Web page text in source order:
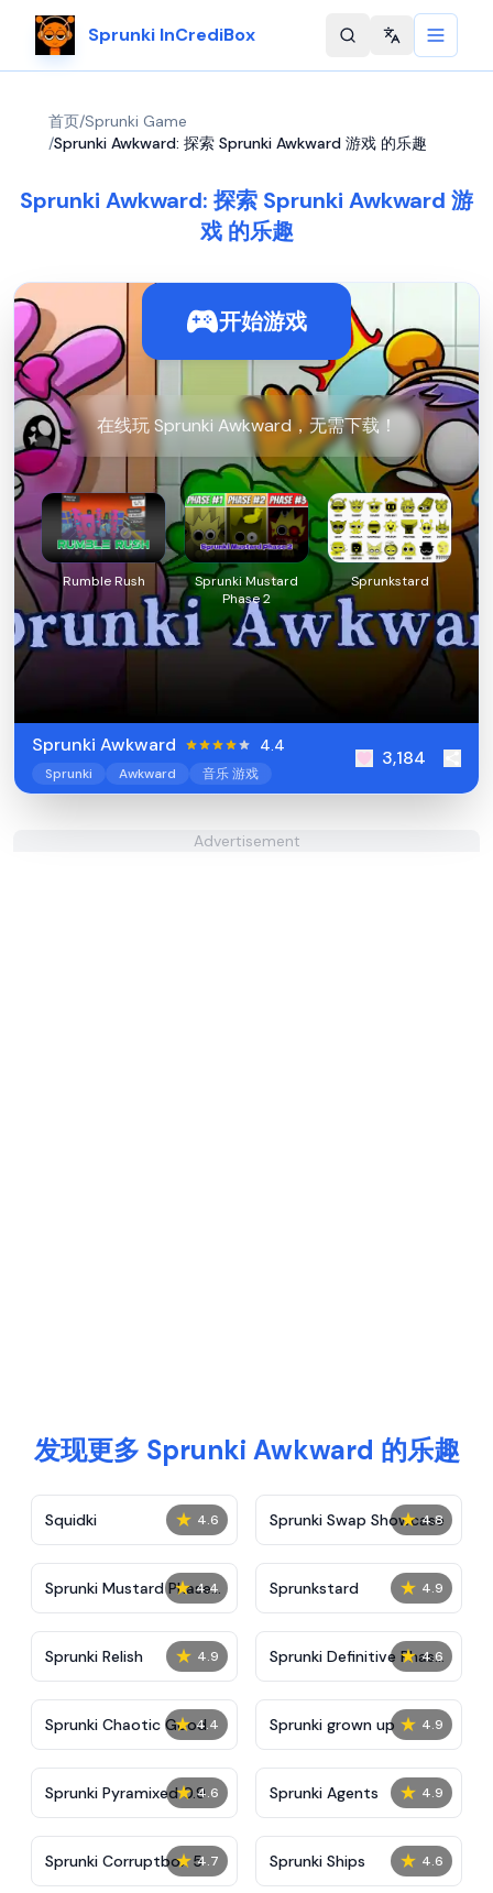
Sprunki InCrediBox Change
首页/Sprunki Game
/Sprunki Awkward: 探索 Sprunki Awkward 游戏 的乐趣
Sprunki Awkward: 探索 Sprunki Awkward 游
戏 的乐趣
开始游戏
在线玩 Sprunki Awkward，无需下载！
Rumble Rush
Sprunki Mustard
Phase 2
Sprunkstard
Sprunki Awkward 4.4
Sprunki Awkward 音乐 游戏
3,184
Advertisement
发现更多 Sprunki Awkward 的乐趣
★ 4.6
Squidki ★ 4.8
Sprunki Swap Showcase
★ 4.4
Sprunki Mustard Phase
2
★ 4.9
Sprunkstard
★ 4.9
Sprunki Relish ★ 4.6
Sprunki Definitive Phase
7
★ 4.4
Sprunki Chaotic Good ★ 4.9
Sprunki grown up
★ 4.6
Sprunki Pyramixed 0.9 ★ 4.9
Sprunki Agents
★ 4.7
Sprunki Corruptbox 5 ★ 4.6
Sprunki Ships